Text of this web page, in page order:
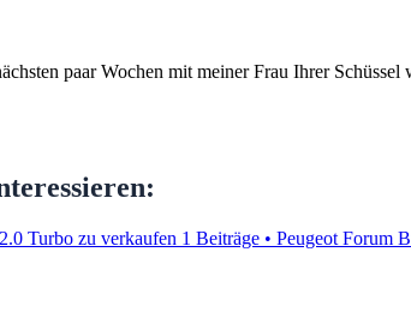
paar Wochen mit meiner Frau Ihrer
Turbo zu verkaufen 1 Beiträge • Peugeot Forum